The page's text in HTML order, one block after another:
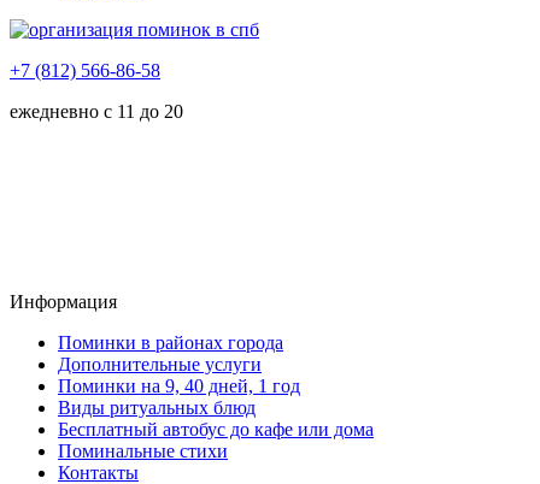
+7 (812) 566-86-58
ежедневно с 11 до 20
Информация
Поминки в районах города
Дополнительные услуги
Поминки на 9, 40 дней, 1 год
Виды ритуальных блюд
Бесплатный автобус до кафе или дома
Поминальные стихи
Контакты